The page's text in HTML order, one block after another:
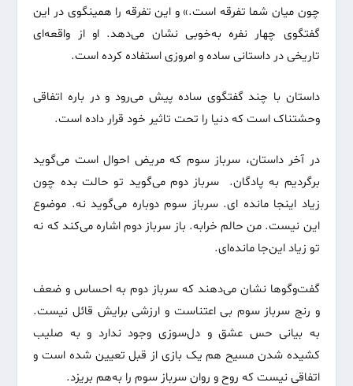
چون میان شما تفرقه است.» و این تفرقه را همینگوی در این
گفتگوی چهار نفره به‌خوبی نشان می‌دهد. او از واقعه‌ای
تاریخی در داستانی ساده و امروزی استفاده کرده است.
داستان با چند گفتگوی ساده پیش می‌رود و در باره اتفاقی
وحشتناک است که دنیا را تحت تاثیر خود قرار داده است.
در آخر داستان، سرباز سوم که مریض احوال است می‌گوید
برگردیم به پادگان. سرباز دوم می‌گوید تو حالت بده چون
زیاد اینجا مانده ای. سرباز سوم دوباره می‌گوید نه. موضوع
این نیست. من حالم خرابه. باز سرباز دوم اشاره می‌کند که نه
تو زیاد این‌جا مانده‌ای.
گفت‌وگوها نشان می‌دهند که سرباز دوم به احساس و ضعف
و رنج سرباز سوم بی اعتناست و ارزشی برایش قائل نیست.
به بیانی حس عشق و دل‌سوزی وجود ندارد و به صلیب
کشیده شدن مسیح هم یک بازی از قبل تعیین شده است و
اتفاقی نیست که روح و روان سرباز سوم را به‌هم بریزد.